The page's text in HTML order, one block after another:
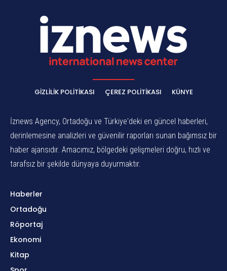
GIZLILIK POLITIKASI ÇEREZ POLITIKASI KÜNYE
İznews Agency, Ortadoğu ve Türkiye'deki en güncel haberleri,
derinlemesine analizleri ve güvenilir raporları sunan bağımsız bir
haber ajansıdır. Amacımız, bölgedeki gelişmeleri doğru, hızlı ve
tarafsız bir şekilde dünyaya duyurmaktır.
Haberler
Ortadoğu
Röportaj
Ekonomi
Kitap